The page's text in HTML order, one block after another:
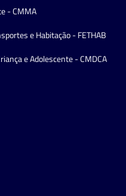
- CMMA
e Habitação - FETHAB
e Adolescente - CMDCA